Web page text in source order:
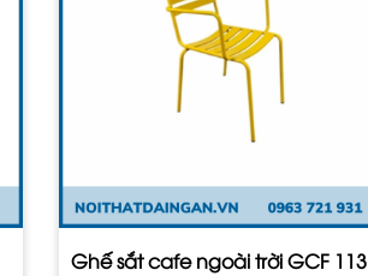
Ghế sắt cafe ngoài trời GCF 113